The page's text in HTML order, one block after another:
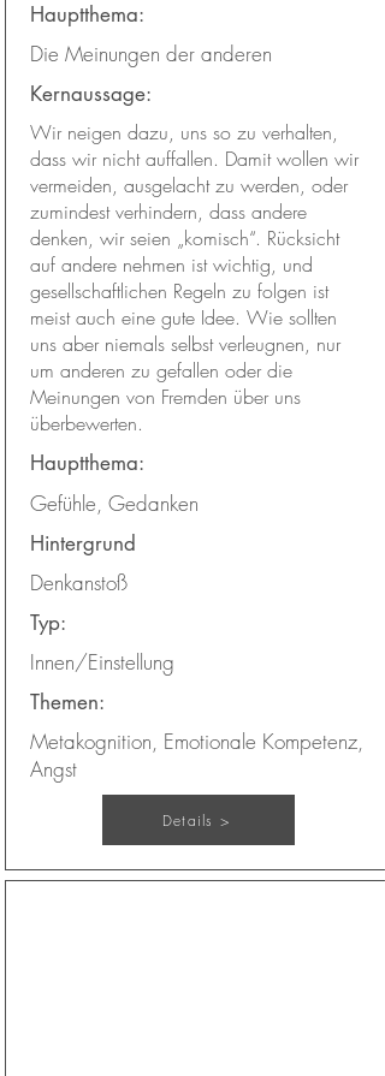
Hauptthema:
Die Meinungen der anderen
Kernaussage:
Wir neigen dazu, uns so zu verhalten,
dass wir nicht auffallen. Damit wollen wir
vermeiden, ausgelacht zu werden, oder
zumindest verhindern, dass andere
denken, wir seien „komisch“. Rücksicht
auf andere nehmen ist wichtig, und
gesellschaftlichen Regeln zu folgen ist
meist auch eine gute Idee. Wie sollten
uns aber niemals selbst verleugnen, nur
um anderen zu gefallen oder die
Meinungen von Fremden über uns
überbewerten.
Hauptthema:
Gefühle, Gedanken
Hintergrund
Denkanstoß
Typ:
Innen/Einstellung
Themen:
Metakognition, Emotionale Kompetenz,
Angst
Details >